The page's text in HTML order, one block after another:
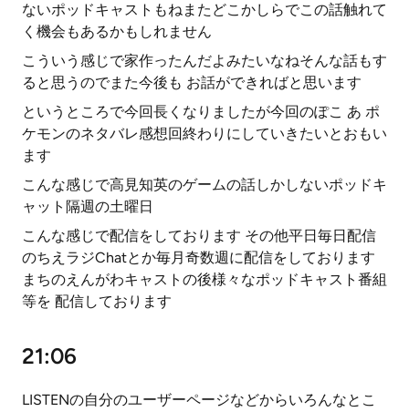
ないポッドキャストもねまたどこかしらでこの話触れて
く機会もあるかもしれません
こういう感じで家作ったんだよみたいなねそんな話もす
ると思うのでまた今後も お話ができればと思います
というところで今回長くなりましたが今回のぽこ あ ポ
ケモンのネタバレ感想回終わりにしていきたいとおもい
ます
こんな感じで高見知英のゲームの話しかしないポッドキ
ャット隔週の土曜日
こんな感じで配信をしております その他平日毎日配信
のちえラジChatとか毎月奇数週に配信をしております
まちのえんがわキャストの後様々なポッドキャスト番組
等を 配信しております
21:06
LISTENの自分のユーザーページなどからいろんなとこ